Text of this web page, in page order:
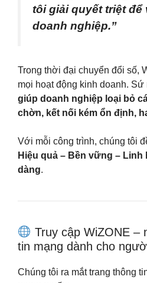
tôi giải quyết triệt để
doanh nghiệp.”
Trong thời đại chuyển đổi số,
mọi hoạt động kinh doanh.
giúp doanh nghiệp loại bỏ
chờn, kết nối kém ổn định,
Với mỗi công trình, chúng tôi
Hiệu quả – Bền vững – Linh
dàng.
Truy cập WiZONE –
tin mạng dành cho
Chúng tôi ra mắt trang thông